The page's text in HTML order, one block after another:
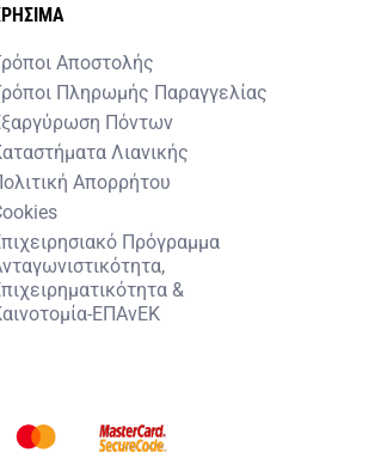
Αποστολής
Πληρωμής Παραγγελίας
Πόντων
Λιανικής
Απορρήτου
Πρόγραμμα
&
ΕΠΑνΕΚ